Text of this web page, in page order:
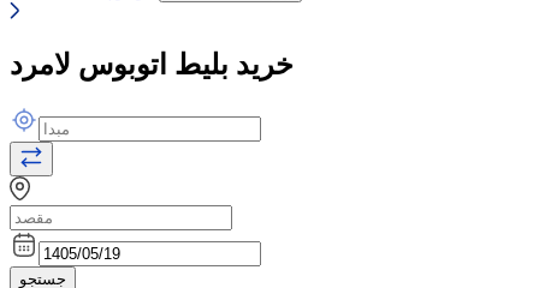
خرید بلیط اتوبوس لامرد
جستجو